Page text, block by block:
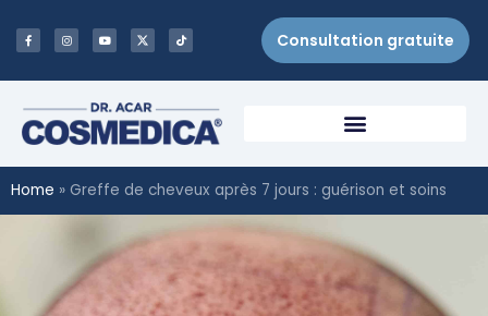
Consultation gratuite
Home » Greffe de cheveux après 7 jours : guérison et soins